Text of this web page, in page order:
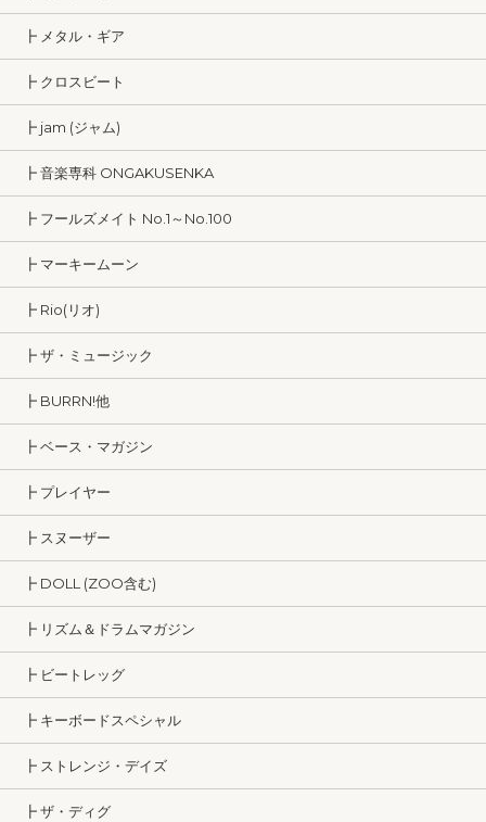
┣ メタル・ギア
┣ クロスビート
┣ jam (ジャム)
┣ 音楽専科 ONGAKUSENKA
┣ フールズメイト No.1～No.100
┣ マーキームーン
┣ Rio(リオ)
┣ ザ・ミュージック
┣ BURRN!他
┣ ベース・マガジン
┣ プレイヤー
┣ スヌーザー
┣ DOLL (ZOO含む)
┣ リズム＆ドラムマガジン
┣ ビートレッグ
┣ キーボードスペシャル
┣ ストレンジ・デイズ
┣ ザ・ディグ